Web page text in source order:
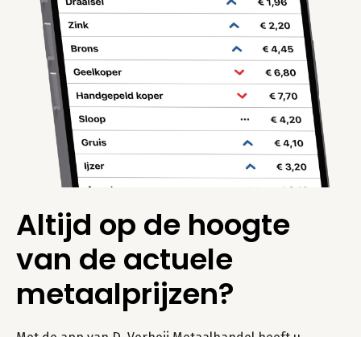
Altijd op de hoogte
van de actuele
metaalprijzen?